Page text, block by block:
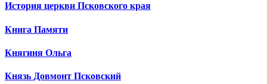
История церкви Псковского края
Книга Памяти
Княгиня Ольга
Князь Довмонт Псковский